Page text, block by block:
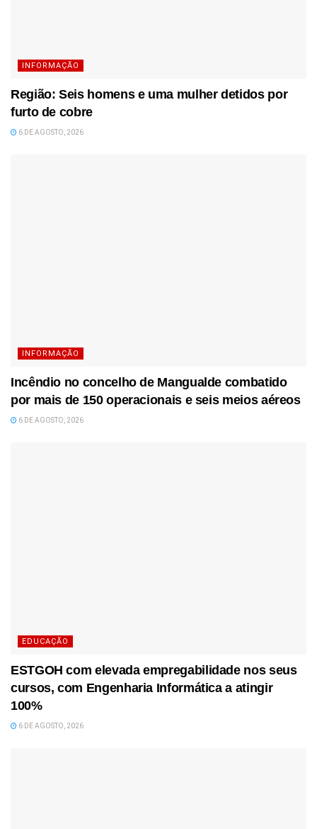
INFORMAÇÃO
Região: Seis homens e uma mulher detidos por
furto de cobre
6 DE AGOSTO, 2026
INFORMAÇÃO
Incêndio no concelho de Mangualde combatido
por mais de 150 operacionais e seis meios aéreos
6 DE AGOSTO, 2026
EDUCAÇÃO
ESTGOH com elevada empregabilidade nos seus
cursos, com Engenharia Informática a atingir
100%
6 DE AGOSTO, 2026